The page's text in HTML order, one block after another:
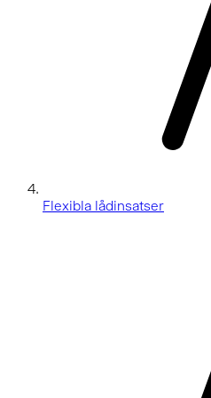
Flexibla lådinsatser